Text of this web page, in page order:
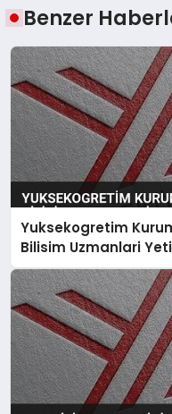
Benzer
Yuksekogretim
Bilisim Uzmanlari